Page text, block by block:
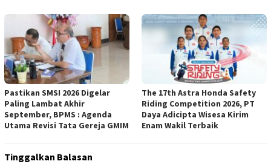
Pastikan SMSI 2026 Digelar
Paling Lambat Akhir
September, BPMS : Agenda
Utama Revisi Tata Gereja GMIM
The 17th Astra Honda Safety
Riding Competition 2026, PT
Daya Adicipta Wisesa Kirim
Enam Wakil Terbaik
Tinggalkan Balasan